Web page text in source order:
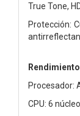
True Tone,
Protección:
Procesador:
CPU: 6